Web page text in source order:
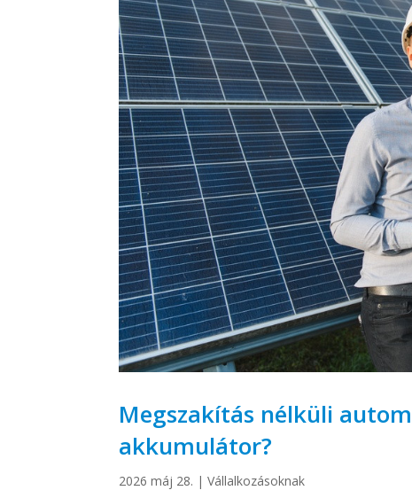
Megszakítás nélküli
akkumulátor?
2026 máj 28. |Vállalkozásoknak